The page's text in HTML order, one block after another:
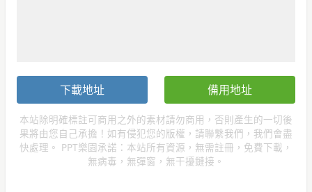
下載地址 備用地址
本站除明確標註可商用之外的素材請勿商用，否則產生的一切後
果將由您自己承擔！如有侵犯您的版權，請聯繫我們，我們會盡
快處理。 PPT樂園承諾：本站所有資源，無需註冊，免費下載，
無病毒，無彈窗，無干擾鏈接。